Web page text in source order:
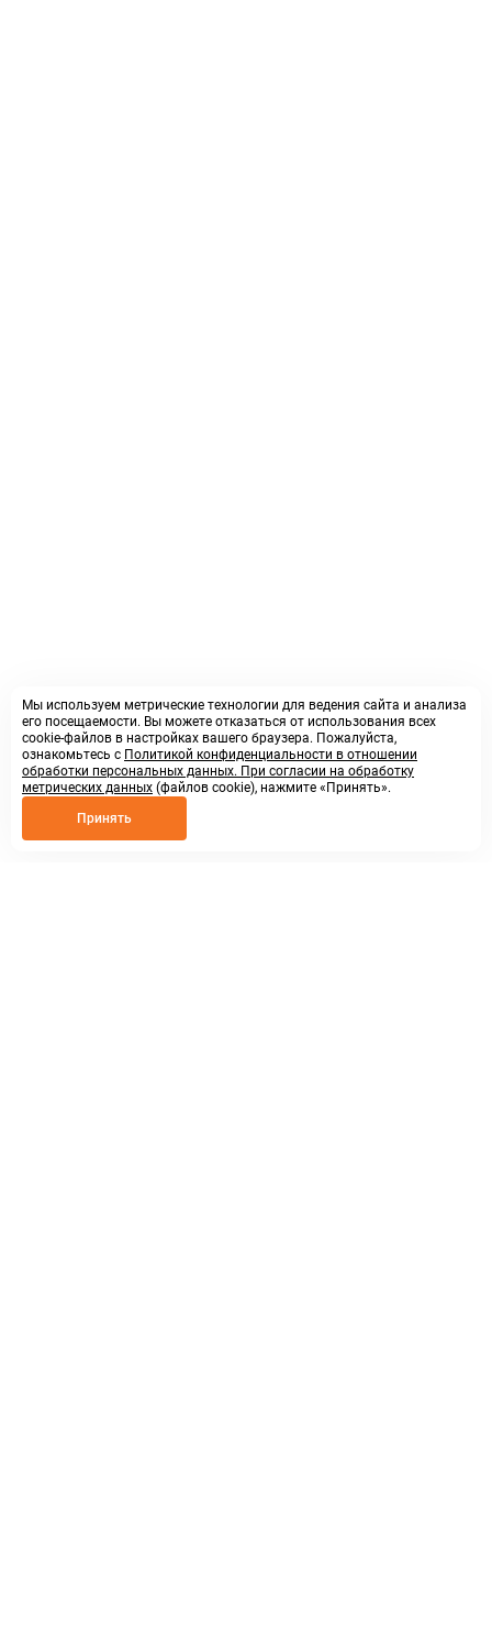
Мы используем метрические технологии для ведения сайта и анализа
его посещаемости. Вы можете отказаться от использования всех
cookie-файлов в настройках вашего браузера. Пожалуйста,
ознакомьтесь с Политикой конфиденциальности в отношении
обработки персональных данных. При согласии на обработку
метрических данных (файлов cookie), нажмите «Принять».
Принять